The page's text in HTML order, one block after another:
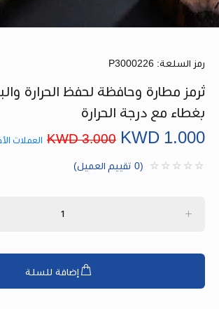
رمز السلعة:
ثرمز مطارة وحافظة لحفظ الحرارة
بغطاء مع درجة الحرارة
1.000
3.000
KWD العملات
(0 تقييم العميل)
إضافة للسلة